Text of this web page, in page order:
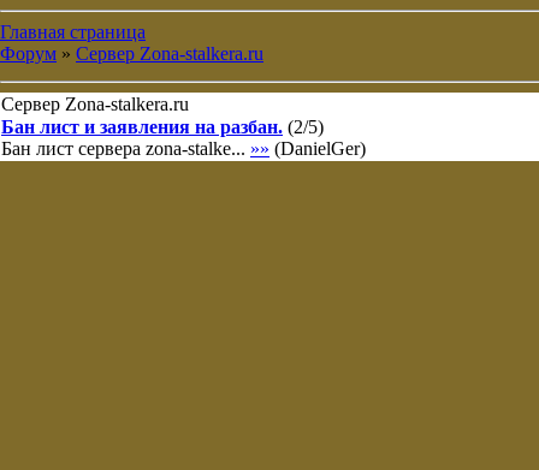
Главная страница
Форум » Сервер Zona-stalkera.ru
Сервер Zona-stalkera.ru
Бан лист и заявления на разбан. (2/5)
Бан лист сервера zona-stalke... »» (DanielGer)